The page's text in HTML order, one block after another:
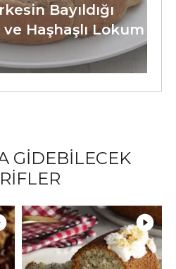
Bayıldığı
Haşhaşlı Lokum
GİDEBİLECEK